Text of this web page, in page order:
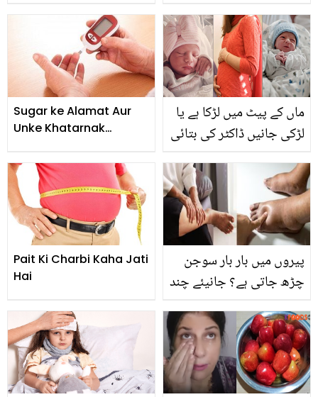
غذائیں، جو گرمی کے موسم
میں نہیں کھانی چاہیئے
ہیں
شیخ نے نجی زندگی کے راز
کھول دیے
Sugar ke Alamat Aur
Unke Khatarnak
ماں کے پیٹ میں لڑکا ہے یا
لڑکی جانیں ڈاکٹر کی بتائی
خواتین کے لئے کارآمد ثابت
ہو سکتی ہیں
Pait Ki Charbi Kaha Jati
Hai
پیروں میں بار بار سوجن
چڑھ جاتی ہے؟ جانیئے چند
کی سوجن دور کرنے کا
طریقہ